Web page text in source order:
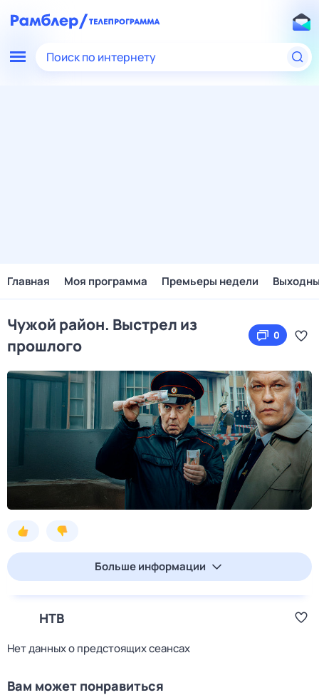
Поиск по интернету
Главная Моя программа Премьеры недели
Чужой район. Выстрел из
прошлого
0
Больше информации
НТВ
Нет данных о предстоящих сеансах
Вам может понравиться